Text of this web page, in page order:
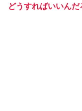
どうすればいいんだ